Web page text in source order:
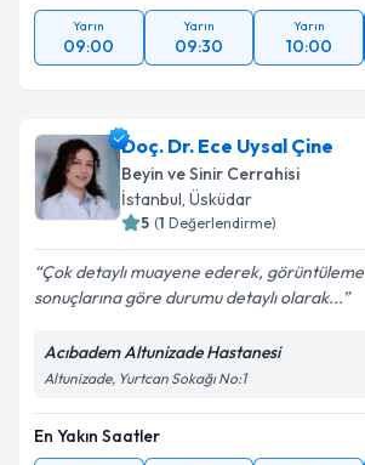
Yarın
09:00
Yarın
09:30
Yarın
10:00
Doç. Dr. Ece Uysal Çine
Beyin ve Sinir Cerrahisi
İstanbul, Üsküdar
5 (1 Değerlendirme)
Çok detaylı muayene ederek, görüntüleme
sonuçlarına göre durumu detaylı olarak...
Acıbadem Altunizade Hastanesi
Altunizade, Yurtcan Sokağı No:1
En Yakın Saatler